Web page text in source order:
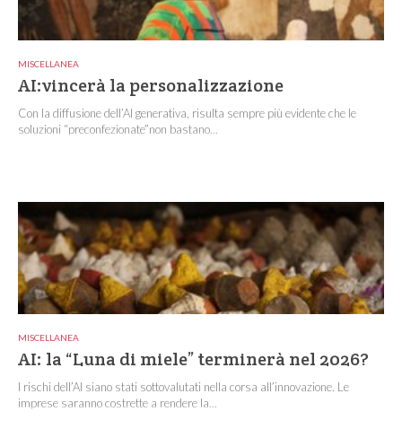
MISCELLANEA
AI:vincerà la personalizzazione
Con la diffusione dell’AI generativa, risulta sempre più evidente che le
soluzioni “preconfezionate”non bastano...
MISCELLANEA
AI: la “Luna di miele” terminerà nel 2026?
I rischi dell’AI siano stati sottovalutati nella corsa all’innovazione. Le
imprese saranno costrette a rendere la...